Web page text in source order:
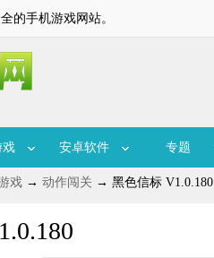
的手机游戏网站。
戏 安卓软件 专题
戏 → 动作闯关 → 黑色信标 V1.0.180